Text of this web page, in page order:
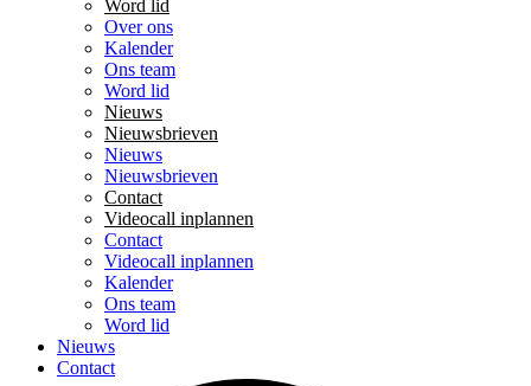
Word lid
Over ons
Kalender
Ons team
Word lid
Nieuws
Nieuwsbrieven
Nieuws
Nieuwsbrieven
Contact
Videocall inplannen
Contact
Videocall inplannen
Kalender
Ons team
Word lid
Nieuws
Contact